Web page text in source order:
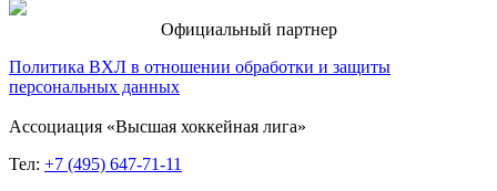
Официальный партнер
Политика ВХЛ в отношении обработки и защиты
персональных данных
Ассоциация «Высшая хоккейная лига»
Тел: +7 (495) 647-71-11